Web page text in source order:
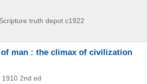
truth depot c1922
of man : the climax of civilization
1910 2nd ed